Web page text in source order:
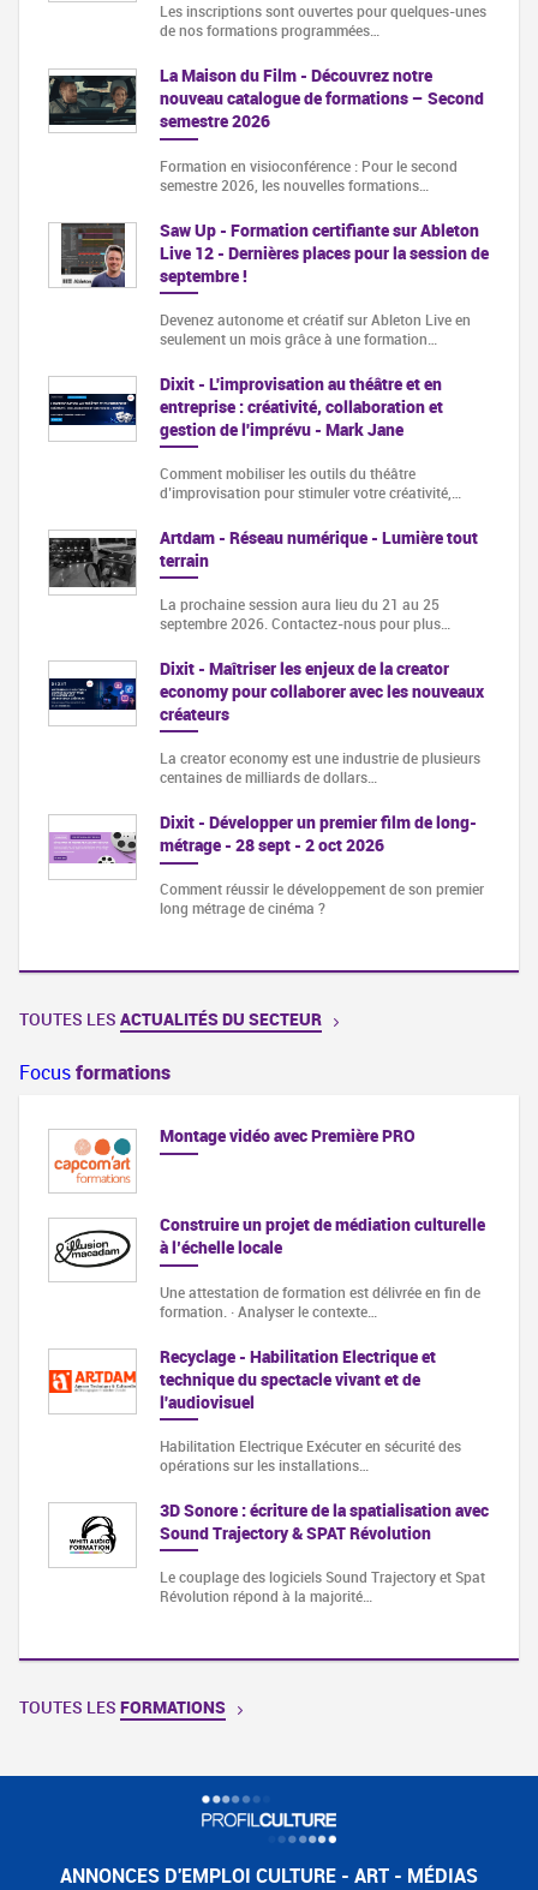
Les inscriptions sont ouvertes pour quelques-unes
de nos formations programmées…
La Maison du Film - Découvrez notre
nouveau catalogue de formations – Second
semestre 2026
Formation en visioconférence : Pour le second
semestre 2026, les nouvelles formations…
Saw Up - Formation certifiante sur Ableton
Live 12 - Dernières places pour la session de
septembre !
Devenez autonome et créatif sur Ableton Live en
seulement un mois grâce à une formation…
Dixit - L'improvisation au théâtre et en
entreprise : créativité, collaboration et
gestion de l'imprévu - Mark Jane
Comment mobiliser les outils du théâtre
d’improvisation pour stimuler votre créativité,…
Artdam - Réseau numérique - Lumière tout
terrain
La prochaine session aura lieu du 21 au 25
septembre 2026. Contactez-nous pour plus…
Dixit - Maîtriser les enjeux de la creator
economy pour collaborer avec les nouveaux
créateurs
La creator economy est une industrie de plusieurs
centaines de milliards de dollars…
Dixit - Développer un premier film de long-
métrage - 28 sept - 2 oct 2026
Comment réussir le développement de son premier
long métrage de cinéma ?
TOUTES LES ACTUALITÉS DU SECTEUR
Focusformations
Montage vidéo avec Première PRO
Construire un projet de médiation culturelle
à l’échelle locale
Une attestation de formation est délivrée en fin de
formation. · Analyser le contexte…
Recyclage - Habilitation Electrique et
technique du spectacle vivant et de
l'audiovisuel
Habilitation Electrique Exécuter en sécurité des
opérations sur les installations…
3D Sonore : écriture de la spatialisation avec
Sound Trajectory & SPAT Révolution
Le couplage des logiciels Sound Trajectory et Spat
Révolution répond à la majorité…
TOUTES LES FORMATIONS
ANNONCES D'EMPLOI CULTURE - ART - MÉDIAS